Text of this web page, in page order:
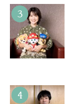
3
4